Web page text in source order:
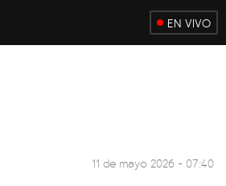
EN VIVO
11 de mayo 2026 - 07:40